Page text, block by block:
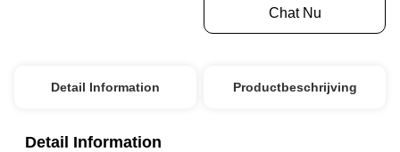
Chat Nu
Detail Information Productbeschrijving
Detail Information